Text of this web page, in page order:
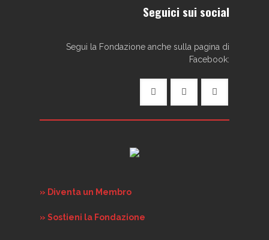
Seguici sui social
Segui la Fondazione anche sulla pagina di
Facebook:
» Diventa un Membro
» Sostieni la Fondazione